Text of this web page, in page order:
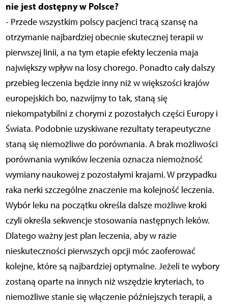
nie jest dostępny w Polsce?
- Przede wszystkim polscy pacjenci tracą szansę na
otrzymanie najbardziej obecnie skutecznej terapii w
pierwszej linii, a na tym etapie efekty leczenia maja
największy wpływ na losy chorego. Ponadto cały dalszy
przebieg leczenia będzie inny niż w większości krajów
europejskich bo, nazwijmy to tak, staną się
niekompatybilni z chorymi z pozostałych części Europy i
Świata. Podobnie uzyskiwane rezultaty terapeutyczne
staną się niemożliwe do porównania. A brak możliwości
porównania wyników leczenia oznacza niemożność
wymiany naukowej z pozostałymi krajami. W przypadku
raka nerki szczególne znaczenie ma kolejność leczenia.
Wybór leku na początku określa dalsze możliwe kroki
czyli określa sekwencje stosowania następnych leków.
Dlatego ważny jest plan leczenia, aby w razie
nieskuteczności pierwszych opcji móc zaoferować
kolejne, które są najbardziej optymalne. Jeżeli te wybory
zostaną oparte na innych niż wszędzie kryteriach, to
niemożliwe stanie się włączenie późniejszych terapii, a